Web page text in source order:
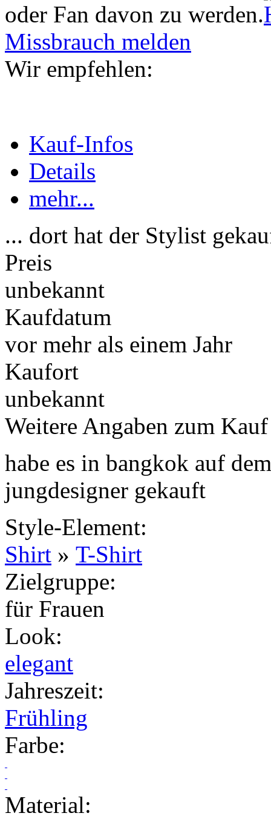
oder Fan davon zu werden.
Missbrauch melden
Wir empfehlen:
Kauf-Infos
Details
mehr...
... dort hat der Stylist
Preis
unbekannt
Kaufdatum
vor mehr als einem Jahr
Kaufort
unbekannt
Weitere Angaben zum Kauf
habe es in bangkok auf
jungdesigner gekauft
Style-Element:
Shirt » T-Shirt
Zielgruppe:
für Frauen
Look:
elegant
Jahreszeit:
Frühling
Farbe:
Material: